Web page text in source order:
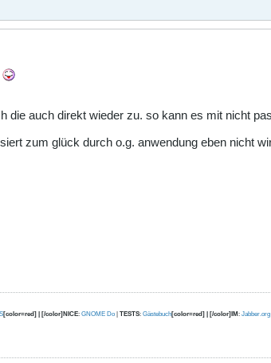
die auch direkt wieder zu. so kann es mit nicht
zum glück durch o.g. anwendung eben nicht
[color=red] | [/color]NICE: GNOME Do TESTS: Gästebuch[color=red] | [/color]IM : Jabber.org